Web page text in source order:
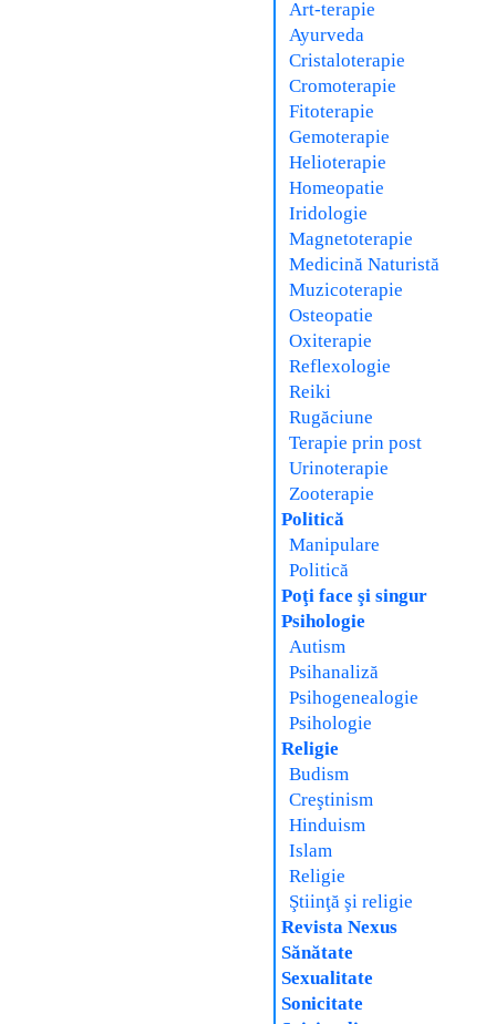
Art-terapie
Ayurveda
Cristaloterapie
Cromoterapie
Fitoterapie
Gemoterapie
Helioterapie
Homeopatie
Iridologie
Magnetoterapie
Medicină Naturistă
Muzicoterapie
Osteopatie
Oxiterapie
Reflexologie
Reiki
Rugăciune
Terapie prin post
Urinoterapie
Zooterapie
Politică
Manipulare
Politică
Poţi face şi singur
Psihologie
Autism
Psihanaliză
Psihogenealogie
Psihologie
Religie
Budism
Creştinism
Hinduism
Islam
Religie
Ştiinţă şi religie
Revista Nexus
Sănătate
Sexualitate
Sonicitate